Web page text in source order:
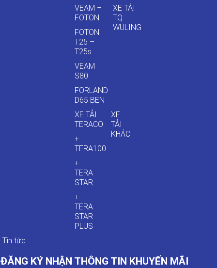
VEAM –
FOTON
FOTON
T25 –
T25s
VEAM
S80
FORLAND
D65 BEN
XE TẢI
TQ
WULING
XE TẢI
TERACO
+
TERA100
+
TERA
STAR
+
TERA
STAR
PLUS
XE
TẢI
KHÁC
Tin tức
ĐĂNG KÝ NHẬN THÔNG TIN KHUYẾN MÃI